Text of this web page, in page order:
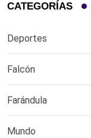
CATEGORÍAS
Deportes
Falcón
Farándula
Mundo